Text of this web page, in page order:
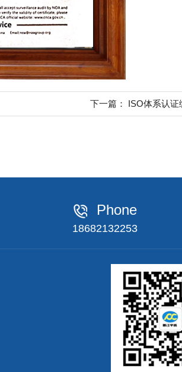
下一篇： ISO体系认证
Phone
18682132253